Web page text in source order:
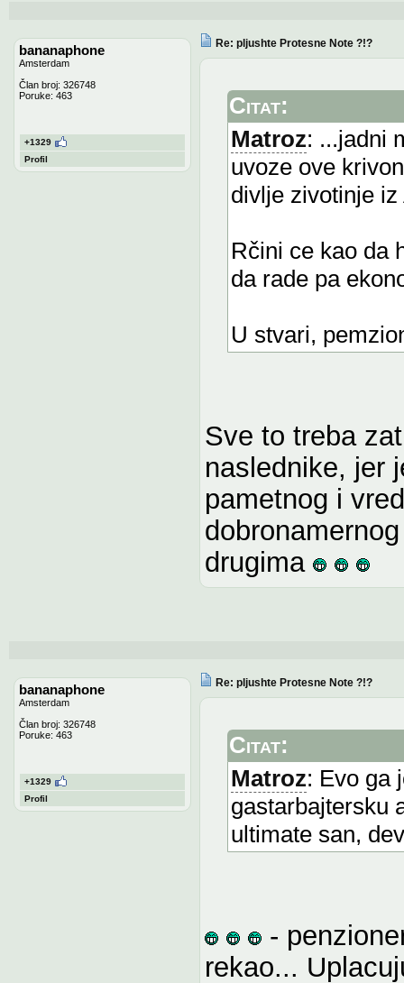
bananaphone
Amsterdam
Član broj: 326748
Poruke: 463
+1329
Profil
Re: pljushte Protesne Note ?!?
Citat:
Matroz: ...jadni
uvoze ove
divlje zivotinje
Rčini ce kao da
da rade pa
U stvari,
Sve to treba
naslednike, jer
pametnog i
drugima
bananaphone
Amsterdam
Član broj: 326748
Poruke: 463
+1329
Profil
Re: pljushte Protesne Note ?!?
Citat:
Matroz: Evo ga
gastarbajtersku
ultimate san,
-
rekao...